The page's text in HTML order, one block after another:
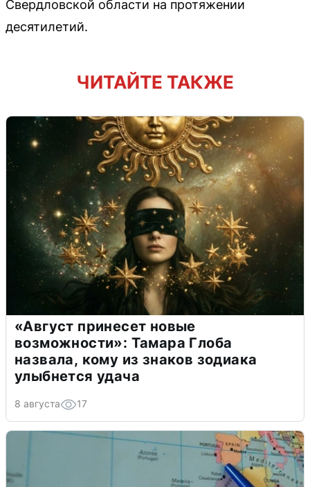
Свердловской области на протяжении
десятилетий.
ЧИТАЙТЕ ТАКЖЕ
«Август принесет новые
возможности»: Тамара Глоба
назвала, кому из знаков зодиака
улыбнется удача
8 августа 17